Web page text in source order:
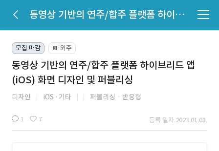
동영상 기반의 연주/합주 플랫폼 하이브리드 앱(iOS) 화면 디자인 및 퍼블리싱
모집 마감 📔 외주
동영상 기반의 연주/합주 플랫폼 하이브리드 앱
(iOS) 화면 디자인 및 퍼블리싱
디자인 iOS 기타 퍼블리싱ㆍ반응형
1 7 등록 일자 2023.01.03.